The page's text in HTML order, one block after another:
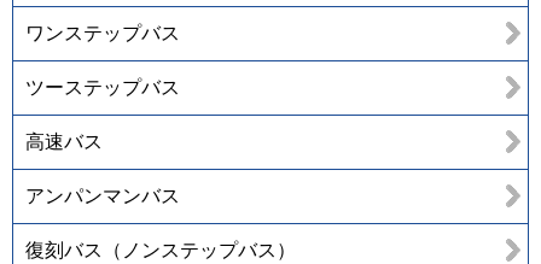
ワンステップバス
ツーステップバス
高速バス
アンパンマンバス
復刻バス（ノンステップバス）